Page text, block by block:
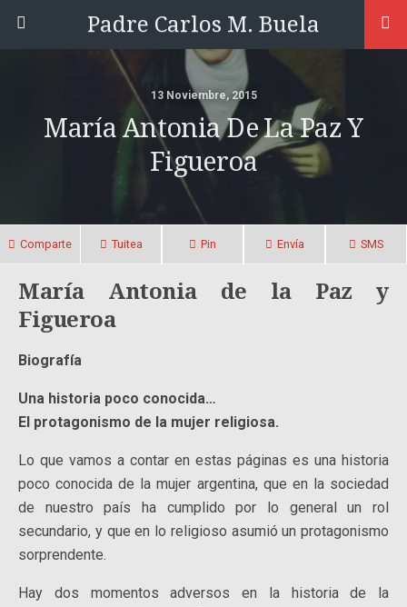
Padre Carlos M. Buela
13 Noviembre, 2015
María Antonia De La Paz Y
Figueroa
Comparte Tuitea Pin Envía SMS
María Antonia de la Paz y
Figueroa
Biografía
Una historia poco conocida…
El protagonismo de la mujer religiosa.
Lo que vamos a contar en estas páginas es una historia
poco conocida de la mujer argentina, que en la sociedad
de nuestro país ha cumplido por lo general un rol
secundario, y que en lo religioso asumió un protagonismo
sorprendente.
Hay dos momentos adversos en la historia de la